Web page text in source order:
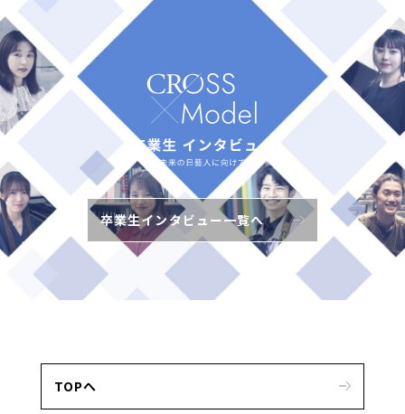
卒業生インタビュー一覧へ
TOPへ